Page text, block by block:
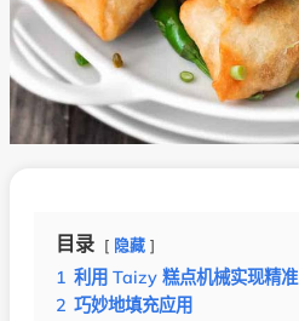
目录 隐藏
1 利用 Taizy 糕点机械实现精准
2 巧妙地填充应用